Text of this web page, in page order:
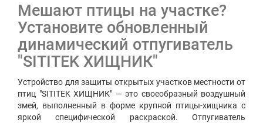
Мешают птицы на участке?
Установите обновленный
динамический отпугиватель
"SITITEK ХИЩНИК"
Устройство для защиты открытых участков местности от
птиц "SITITEK ХИЩНИК" — это своеобразный воздушный
змей, выполненный в форме крупной птицы-хищника с
яркой специфической раскраской. Отпугиватель